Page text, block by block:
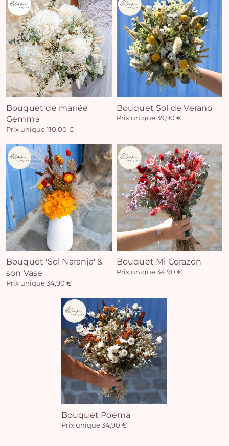
Bouquet de mariée
Gemma
Prix unique 110,00 €
Bouquet Sol de Verano
Prix unique 39,90 €
Bouquet 'Sol Naranja' &
son Vase
Prix unique 34,90 €
Bouquet Mi Corazón
Prix unique 34,90 €
Bouquet Poema
Prix unique 34,90 €